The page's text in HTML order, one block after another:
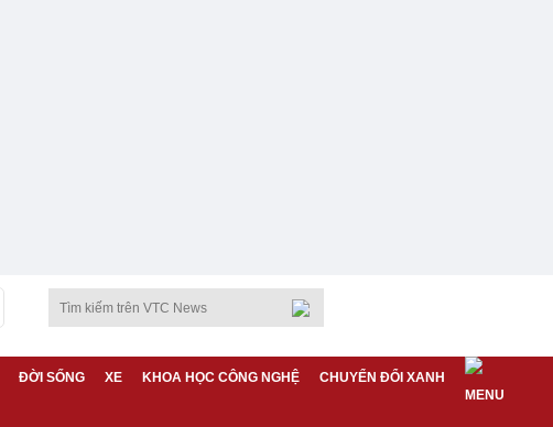
ĐỜI SỐNG XE KHOA HỌC CÔNG NGHỆ CHUYỂN ĐỔI XANH